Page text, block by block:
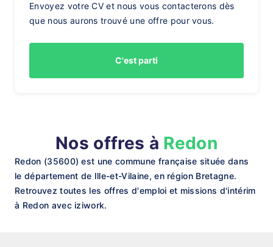
Envoyez votre CV et nous vous contacterons dès
que nous aurons trouvé une offre pour vous.
C'est parti
Nos offres à Redon
Redon (35600) est une commune française située dans
le département de Ille-et-Vilaine, en région Bretagne.
Retrouvez toutes les offres d'emploi et missions d'intérim
à Redon avec iziwork.